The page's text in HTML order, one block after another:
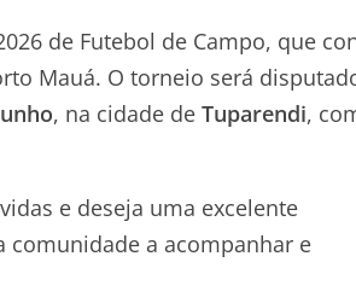
de Futebol de Campo, que
Mauá. O torneio será
, na cidade de Tuparendi,
e deseja uma excelente
comunidade a acompanhar e